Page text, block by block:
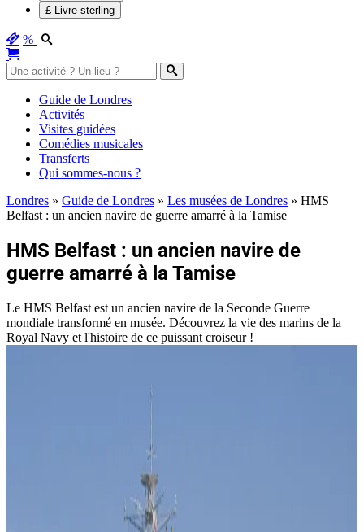
£ Livre sterling
%
Guide de Londres
Activités
Visites guidées
Comédies musicales
Transferts
Qui sommes-nous ?
Londres » Guide de Londres » Les musées de Londres » HMS
Belfast : un ancien navire de guerre amarré à la Tamise
HMS Belfast : un ancien navire de
guerre amarré à la Tamise
Le HMS Belfast est un ancien navire de la Seconde Guerre
mondiale transformé en musée. Découvrez la vie des marins de la
Royal Navy et l'histoire de ce puissant croiseur !